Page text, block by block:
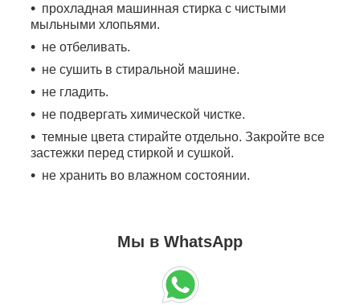
прохладная машинная стирка с чистыми
мыльными хлопьями.
не отбеливать.
не сушить в стиральной машине.
не гладить.
не подвергать химической чистке.
темные цвета стирайте отдельно. Закройте все
застежки перед стиркой и сушкой.
не хранить во влажном состоянии.
Мы в WhatsApp